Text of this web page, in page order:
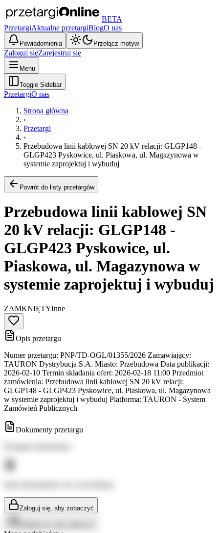
BETA
PrzetargiAktualne przetargiBlogO nas
Powiadomienia Przełącz motyw
Zaloguj sięZarejestruj się
Menu
Toggle Sidebar
PrzetargiO nas
Strona główna
›
Przetargi
›
Przebudowa linii kablowej SN 20 kV relacji: GLGP148 -
GLGP423 Pyskowice, ul. Piaskowa, ul. Magazynowa w
systemie zaprojektuj i wybuduj
Powrót do listy przetargów
Przebudowa linii kablowej SN
20 kV relacji: GLGP148 -
GLGP423 Pyskowice, ul.
Piaskowa, ul. Magazynowa w
systemie zaprojektuj i wybuduj
ZAMKNIĘTYInne
Opis przetargu
Numer przetargu: PNP/TD-OGL/01355/2026 Zamawiający:
TAURON Dystrybucja S.A. Miasto: Przebudowa Data publikacji:
2026-02-10 Termin składania ofert: 2026-02-18 11:00 Przedmiot
zamówienia: Przebudowa linii kablowej SN 20 kV relacji:
GLGP148 - GLGP423 Pyskowice, ul. Piaskowa, ul. Magazynowa
w systemie zaprojektuj i wybuduj Platforma: TAURON - System
Zamówień Publicznych
Dokumenty przetargu
Zaloguj się, aby zobaczyć